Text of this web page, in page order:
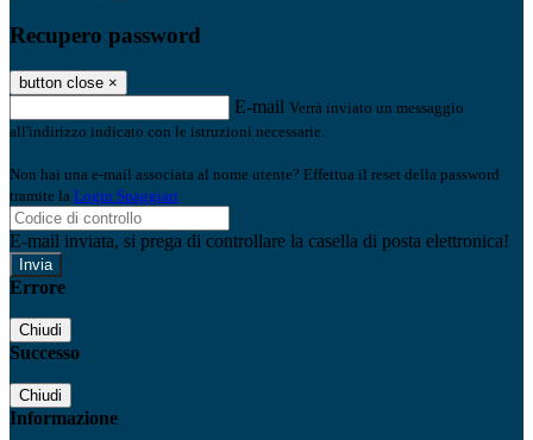
Recupero password
button close ×
E-mail Verrà inviato un messaggio
all'indirizzo indicato con le istruzioni necessarie.
Non hai una e-mail associata al nome utente? Effettua il reset della password
tramite la Login Spaggiari
E-mail inviata, si prega di controllare la casella di posta elettronica!
Errore
Chiudi
Successo
Chiudi
Informazione